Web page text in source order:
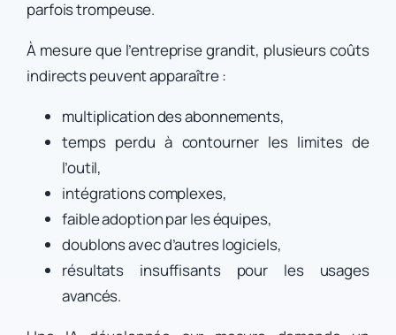
parfois trompeuse.
À mesure que l’entreprise grandit, plusieurs coûts
indirects peuvent apparaître :
multiplication des abonnements,
temps perdu à contourner les limites de
l’outil,
intégrations complexes,
faible adoption par les équipes,
doublons avec d’autres logiciels,
résultats insuffisants pour les usages
avancés.